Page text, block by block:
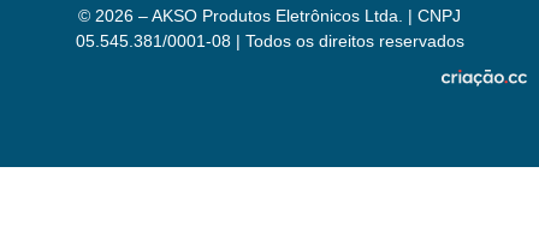
© 2026 – AKSO Produtos Eletrônicos Ltda. | CNPJ
05.545.381/0001-08 | Todos os direitos reservados